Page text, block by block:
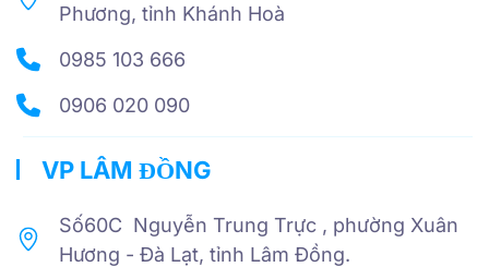
Phương, tỉnh Khánh Hoà
0985 103 666
0906 020 090
VP LÂM ĐỒNG
Số60C Nguyễn Trung Trực , phường Xuân
Hương - Đà Lạt, tỉnh Lâm Đồng.